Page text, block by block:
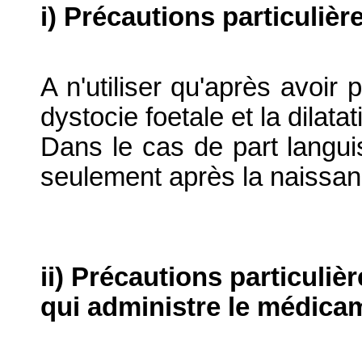
i) Précautions
A n'utiliser qu'après avoir
dystocie foetale et la
Dans le cas de part
seulement après la
ii) Précautions
qui administre le